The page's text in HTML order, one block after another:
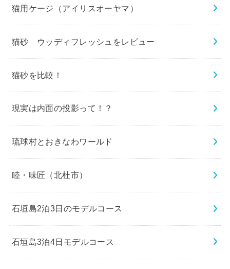
猫用ケージ（アイリスオーヤマ）
猫砂 ウッディフレッシュをレビュー
猫砂を比較！
現実は内面の投影って！？
琉球村とおきなわワールド
睦・味匠（北杜市）
石垣島2泊3日のモデルコース
石垣島3泊4日モデルコース